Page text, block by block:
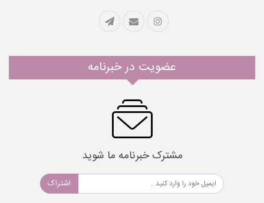
عضویت در خبرنامه
مشترک خبرنامه ما شوید
اشتراک